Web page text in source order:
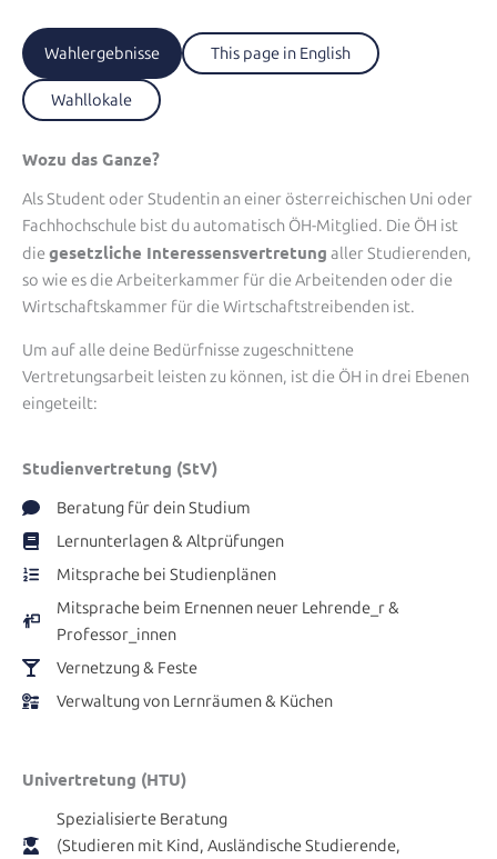
Wahlergebnisse This page in English
Wahllokale
Wozu das Ganze?
Als Student oder Studentin an einer österreichischen Uni oder
Fachhochschule bist du automatisch ÖH-Mitglied. Die ÖH ist
die gesetzliche Interessensvertretung aller Studierenden,
so wie es die Arbeiterkammer für die Arbeitenden oder die
Wirtschaftskammer für die Wirtschaftstreibenden ist.
Um auf alle deine Bedürfnisse zugeschnittene
Vertretungsarbeit leisten zu können, ist die ÖH in drei Ebenen
eingeteilt:
Studienvertretung (StV)
Beratung für dein Studium
Lernunterlagen & Altprüfungen
Mitsprache bei Studienplänen
Mitsprache beim Ernennen neuer Lehrende_r &
Professor_innen
Vernetzung & Feste
Verwaltung von Lernräumen & Küchen
Univertretung (HTU)
Spezialisierte Beratung
(Studieren mit Kind, Ausländische Studierende,